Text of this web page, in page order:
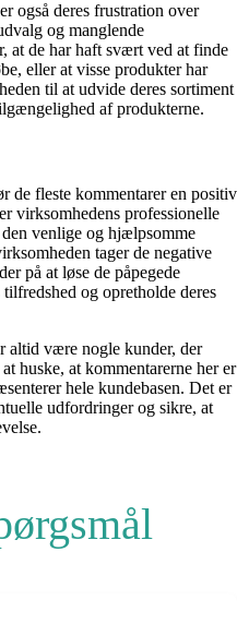
også deres frustration over
og manglende
at de har haft svært ved at finde
eller at visse produkter har
til at udvide deres sortiment
af produkterne.
de fleste kommentarer en positiv
virksomhedens professionelle
venlige og hjælpsomme
tager de negative
på at løse de påpegede
og opretholde deres
altid være nogle kunder, der
huske, at kommentarerne her er
hele kundebasen. Det er
udfordringer og sikre, at